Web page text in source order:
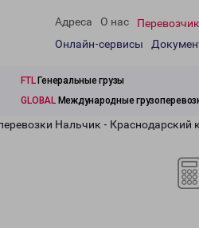
Адреса О нас
Онлайн-сервисы
FTLГенеральные грузы
GLOBALМеждународные
Нальчик - Краснодарский